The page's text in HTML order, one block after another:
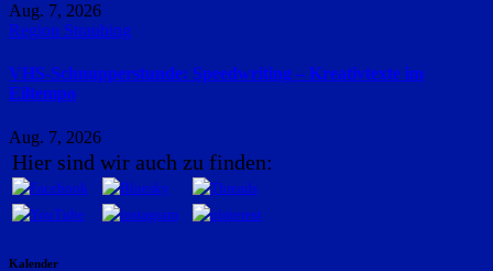
Aug. 7, 2026
Region Straubing
VHS-Schnupperstunde: Speedwriting – Kreativtexte im
Eiltempo
Aug. 7, 2026
Hier sind wir auch zu finden:
Kalender